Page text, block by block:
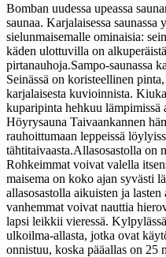
Bomban uudessa upeassa
saunaa. Karjalaisessa
sielunmaisemalle ominaisia:
käden ulottuvilla on
pirtanauhoja.Sampo-saunassa
Seinässä on koristeellinen
karjalaisesta kuvioinnista.
kuparipinta hehkuu lämpimissä
Höyrysauna Taivaankannen
rauhoittumaan leppeissä
tähtitaivaasta.Allasosastolla on
Rohkeimmat voivat valella
maisema on koko ajan syvästi
allasosastolla aikuisten ja
vanhemmat voivat nauttia
lapsi leikkii vieressä.
ulkoilma-allasta, jotka ovat
onnistuu, koska pääallas on 25